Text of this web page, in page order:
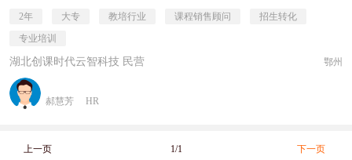
2年 大专 教培行业 课程销售顾问
招生转化
专业培训
湖北创课时代云智科技 民营 鄂州
郝慧芳 HR
上一页 1/1 下一页